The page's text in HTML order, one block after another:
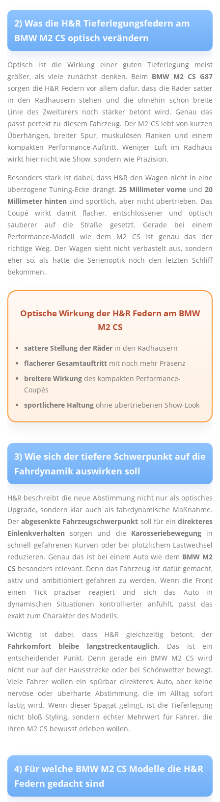
2) Was die H&R Tieferlegungsfedern am
BMW M2 CS optisch verändern
Optisch ist die Wirkung einer guten Tieferlegung meist
größer, als viele zunächst denken. Beim BMW M2 CS G87
sorgen die H&R Federn vor allem dafür, dass die Räder satter
in den Radhäusern stehen und die ohnehin schon breite
Linie des Zweitürers noch stärker betont wird. Genau das
passt perfekt zu diesem Fahrzeug. Der M2 CS lebt von kurzen
Überhängen, breiter Spur, muskulösen Flanken und einem
kompakten Performance-Auftritt. Weniger Luft im Radhaus
wirkt hier nicht wie Show, sondern wie Präzision.
Besonders stark ist dabei, dass H&R den Wagen nicht in eine
überzogene Tuning-Ecke drängt. 25 Millimeter vorne und20
Millimeter hinten sind sportlich, aber nicht übertrieben. Das
Coupé wirkt damit flacher, entschlossener und optisch
sauberer auf die Straße gesetzt. Gerade bei einem
Performance-Modell wie dem M2 CS ist genau das der
richtige Weg. Der Wagen sieht nicht verbastelt aus, sondern
eher so, als hätte die Serienoptik noch den letzten Schliff
bekommen.
Optische Wirkung der H&R Federn am BMW
M2 CS
sattere Stellung der Räder in den Radhäusern
flacherer Gesamtauftritt mit noch mehr Präsenz
breitere Wirkung des kompakten Performance-
Coupés
sportlichere Haltung ohne übertriebenen Show-Look
3) Wie sich der tiefere Schwerpunkt auf die
Fahrdynamik auswirken soll
H&R beschreibt die neue Abstimmung nicht nur als optisches
Upgrade, sondern klar auch als fahrdynamische Maßnahme.
Derabgesenkte Fahrzeugschwerpunkt soll für eindirekteres
Einlenkverhalten sorgen und die Karosseriebewegungin
schnell gefahrenen Kurven oder bei plötzlichem Lastwechsel
reduzieren. Genau das ist bei einem Auto wie dem BMW M2
CS besonders relevant. Denn das Fahrzeug ist dafür gemacht,
aktiv und ambitioniert gefahren zu werden. Wenn die Front
einen Tick präziser reagiert und sich das Auto in
dynamischen Situationen kontrollierter anfühlt, passt das
exakt zum Charakter des Modells.
Wichtig ist dabei, dass H&R gleichzeitig betont, der
Fahrkomfort bleibe langstreckentauglich. Das ist ein
entscheidender Punkt. Denn gerade ein BMW M2 CS wird
nicht nur auf der Hausstrecke oder bei Schönwetter bewegt.
Viele Fahrer wollen ein spürbar direkteres Auto, aber keine
nervöse oder überharte Abstimmung, die im Alltag sofort
lästig wird. Wenn dieser Spagat gelingt, ist die Tieferlegung
nicht bloß Styling, sondern echter Mehrwert für Fahrer, die
ihren M2 CS bewusst erleben wollen.
4) Für welche BMW M2 CS Modelle die H&R
Federn gedacht sind